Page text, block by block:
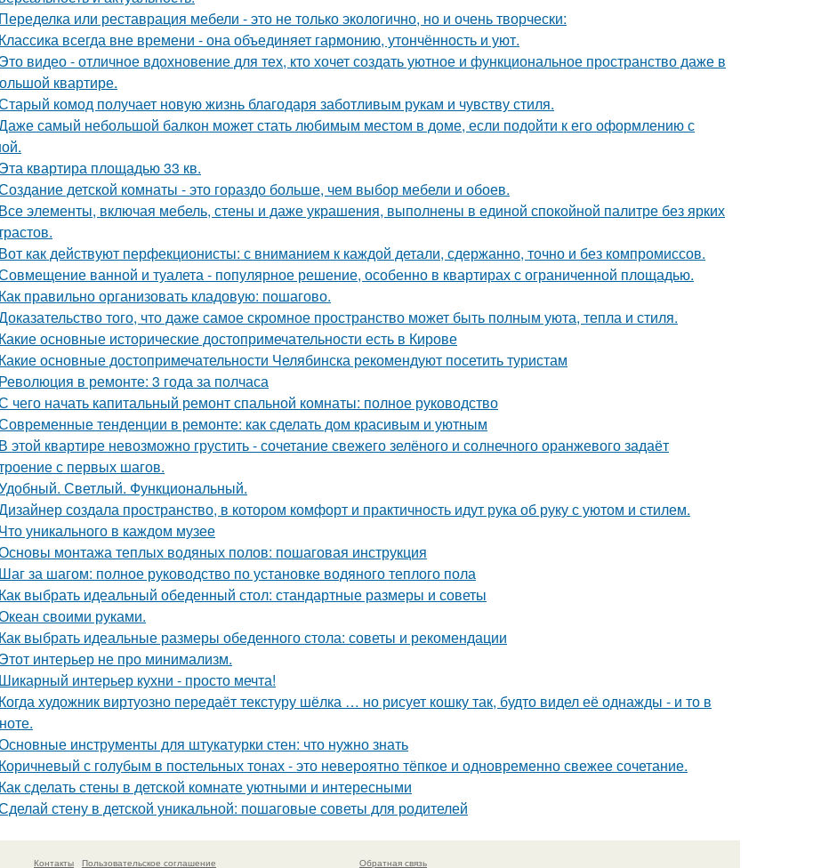
Переделка или реставрация мебели - это не только экологично, но и очень творчески:
Классика всегда вне времени - она объединяет гармонию, утончённость и уют.
Это видео - отличное вдохновение для тех, кто хочет создать уютное и функциональное пространство даже в
квартире.
комод получает новую жизнь благодаря заботливым рукам и чувству стиля.
самый небольшой балкон может стать любимым местом в доме, если подойти к его оформлению с
Эта квартира площадью 33 кв.
детской комнаты - это гораздо больше, чем выбор мебели и обоев.
Все элементы, включая мебель, стены и даже украшения, выполнены в единой спокойной палитре без ярких
Вот как действуют перфекционисты: с вниманием к каждой детали, сдержанно, точно и без компромиссов.
ванной и туалета - популярное решение, особенно в квартирах с ограниченной площадью.
Как правильно организовать кладовую: пошагово.
того, что даже самое скромное пространство может быть полным уюта, тепла и стиля.
Какие основные исторические достопримечательности есть в Кирове
Какие основные достопримечательности Челябинска рекомендуют посетить туристам
Революция в ремонте: 3 года за полчаса
чего начать капитальный ремонт спальной комнаты: полное руководство
тенденции в ремонте: как сделать дом красивым и уютным
В этой квартире невозможно грустить - сочетание свежего зелёного и солнечного оранжевого задаёт
с первых шагов.
Светлый. Функциональный.
создала пространство, в котором комфорт и практичность идут рука об руку с уютом и стилем.
Что уникального в каждом музее
монтажа теплых водяных полов: пошаговая инструкция
Шаг за шагом: полное руководство по установке водяного теплого пола
Как выбрать идеальный обеденный стол: стандартные размеры и советы
своими руками.
Как выбрать идеальные размеры обеденного стола: советы и рекомендации
Этот интерьер не про минимализм.
Шикарный интерьер кухни - просто мечта!
Когда художник виртуозно передаёт текстуру шёлка … но рисует кошку так, будто видел её однажды - и то в
инструменты для штукатурки стен: что нужно знать
Коричневый с голубым в постельных тонах - это невероятно тёпкое и одновременно свежее сочетание.
Как сделать стены в детской комнате уютными и интересными
стену в детской уникальной: пошаговые советы для родителей
Контакты Пользовательское соглашение Обратная связь